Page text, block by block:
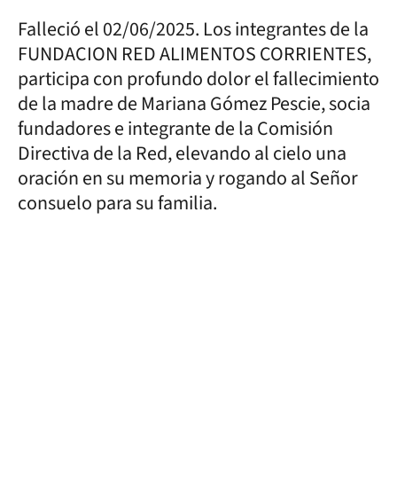
Falleció el 02/06/2025. Los integrantes de la
FUNDACION RED ALIMENTOS CORRIENTES,
participa con profundo dolor el fallecimiento
de la madre de Mariana Gómez Pescie, socia
fundadores e integrante de la Comisión
Directiva de la Red, elevando al cielo una
oración en su memoria y rogando al Señor
consuelo para su familia.